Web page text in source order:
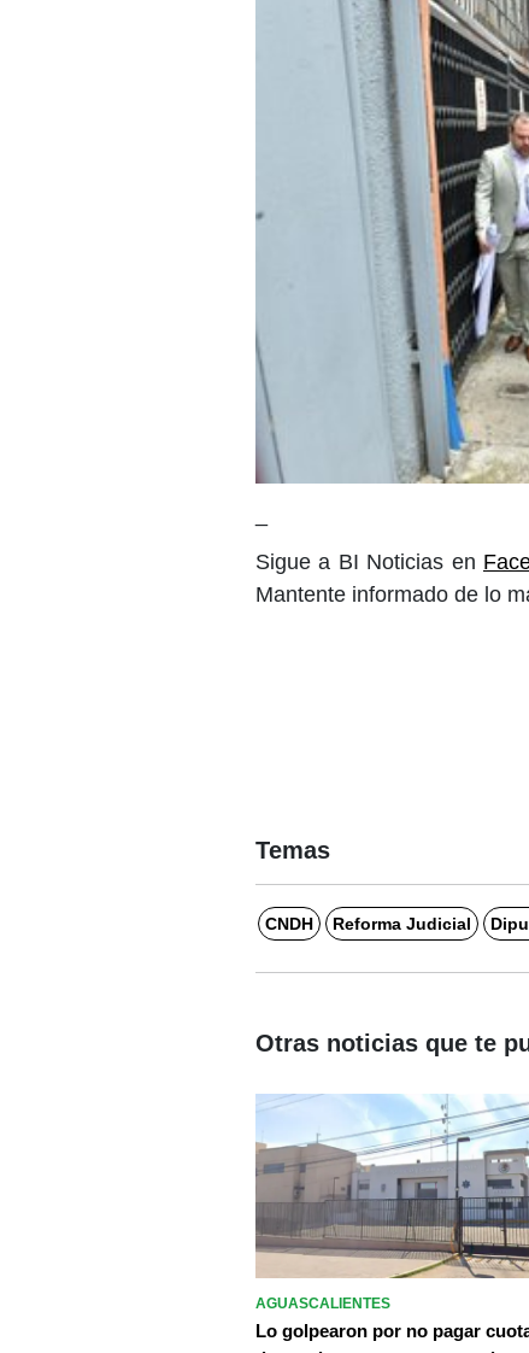
Sigue a BI Noticias en
Mantente informado de lo
Temas
CNDH Reforma Judicial
Otras noticias que te
AGUASCALIENTES
Lo golpearon por no pagar